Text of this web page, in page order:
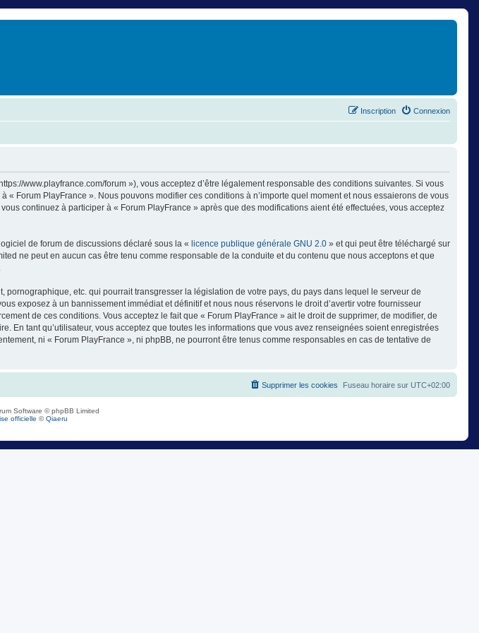
Connexion
Inscription
www.playfrance.com/forum »), vous acceptez d’être légalement responsable des conditions suivantes. Si vous
Forum PlayFrance ». Nous pouvons modifier ces conditions à n’importe quel moment et nous essaierons de vous
continuez à participer à « Forum PlayFrance » après que des modifications aient été effectuées, vous acceptez
de forum de discussions déclaré sous la « licence publique générale GNU 2.0 » et qui peut être téléchargé sur
ne peut en aucun cas être tenu comme responsable de la conduite et du contenu que nous acceptons et que
etc. qui pourrait transgresser la législation de votre pays, du pays dans lequel le serveur de
exposez à un bannissement immédiat et définitif et nous nous réservons le droit d’avertir votre fournisseur
de ces conditions. Vous acceptez le fait que « Forum PlayFrance » ait le droit de supprimer, de modifier, de
En tant qu’utilisateur, vous acceptez que toutes les informations que vous avez renseignées soient enregistrées
ni « Forum PlayFrance », ni phpBB, ne pourront être tenus comme responsables en cas de tentative de
Fuseau horaire sur UTC+02:00
Supprimer les cookies
Software © phpBB Limited
officielle ©Qiaeru